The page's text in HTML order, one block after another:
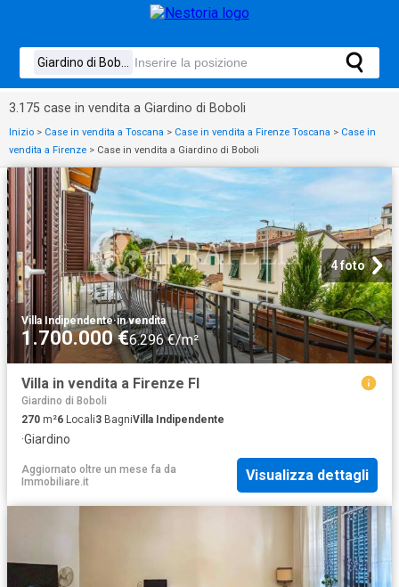
3.175 case in vendita a Giardino di Boboli
Inizio > Case in vendita a Toscana > Case in vendita a Firenze Toscana > Case in
vendita a Firenze > Case in vendita a Giardino di Boboli
4 foto
Villa Indipendente·in vendita
1.700.000 €6.296 €/m²
Villa in vendita a Firenze FI
Giardino di Boboli
270 m²6 Locali3 BagniVilla Indipendente
·Giardino
Aggiornato oltre un mese fa da
Immobiliare.it
Visualizza dettagli